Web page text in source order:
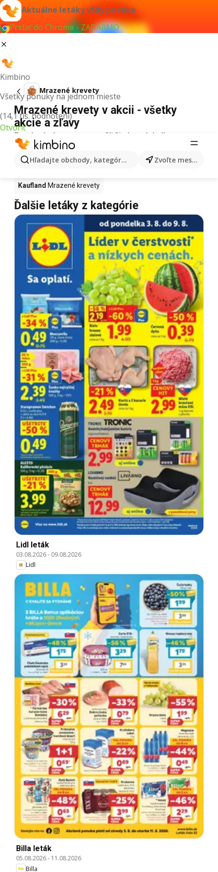
Aktuálne letáky vždy po ruke
Pridať do Chrome - ZADARMO
Kimbino
Všetky ponuky na jednom mieste
(14,1 tis. hodnotení)
Otvoriť
Hľadajte obchody, kategórie, produkty... Zvoľte mesto
Mrazené krevety
Mrazené krevety v akcii - všetky
akcie a zľavy
Pre daný výraz sme nenašli žiadne výsledky.
Mrazené krevety v akcii - Kde kúpiť?
Tesco Mrazené krevety Lidl Mrazené krevety
Kaufland Mrazené krevety
Ďalšie letáky z kategórie
Lidl leták
03.08.2026- 09.08.2026
Lidl
Billa leták
05.08.2026- 11.08.2026
Billa